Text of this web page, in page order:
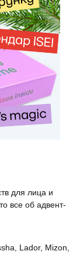
для лица и
все об адвент-
Lador, Mizon,